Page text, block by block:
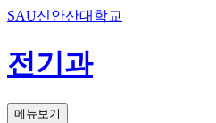
SAU신안산대학교
전기과
메뉴보기